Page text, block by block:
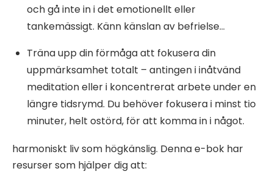
och gå inte in i det emotionellt eller
tankemässigt. Känn känslan av befrielse…
Träna upp din förmåga att fokusera din
uppmärksamhet totalt – antingen i inåtvänd
meditation eller i koncentrerat arbete under en
längre tidsrymd. Du behöver fokusera i minst tio
minuter, helt ostörd, för att komma in i något.
harmoniskt liv som högkänslig. Denna e-bok har
resurser som hjälper dig att: